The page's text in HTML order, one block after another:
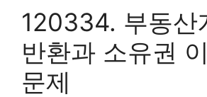
120334. 부동산
반환과 소유권
문제